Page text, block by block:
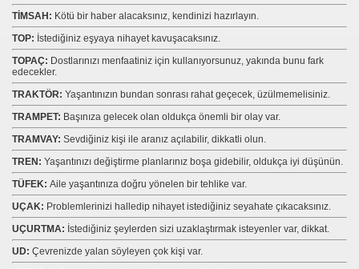
TİMSAH: Kötü bir haber alacaksınız, kendinizi hazırlayın.
TOP: İstediğiniz eşyaya nihayet kavuşacaksınız.
TOPAÇ: Dostlarınızı menfaatiniz için kullanıyorsunuz, yakında bunu fark
edecekler.
TRAKTÖR: Yaşantınızın bundan sonrası rahat geçecek, üzülmemelisiniz.
TRAMPET: Başınıza gelecek olan oldukça önemli bir olay var.
TRAMVAY: Sevdiğiniz kişi ile aranız açılabilir, dikkatli olun.
TREN: Yaşantınızı değiştirme planlarınız boşa gidebilir, oldukça iyi düşünün.
TÜFEK: Aile yaşantınıza doğru yönelen bir tehlike var.
UÇAK: Problemlerinizi halledip nihayet istediğiniz seyahate çıkacaksınız.
UÇURTMA: İstediğiniz şeylerden sizi uzaklaştırmak isteyenler var, dikkat.
UD: Çevrenizde yalan söyleyen çok kişi var.